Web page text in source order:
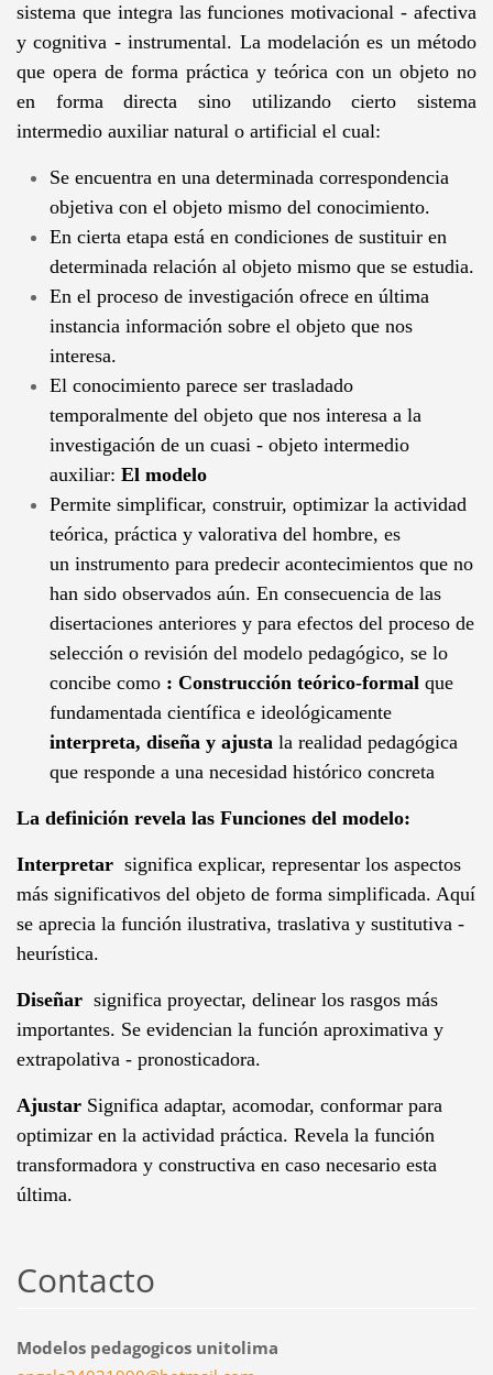
sistema que integra las funciones motivacional - afectiva
y cognitiva - instrumental. La modelación es un método
que opera de forma práctica y teórica con un objeto no
en forma directa sino utilizando cierto sistema
intermedio auxiliar natural o artificial el cual:
Se encuentra en una determinada correspondencia
objetiva con el objeto mismo del conocimiento.
En cierta etapa está en condiciones de sustituir en
determinada relación al objeto mismo que se estudia.
En el proceso de investigación ofrece en última
instancia información sobre el objeto que nos
interesa.
El conocimiento parece ser trasladado
temporalmente del objeto que nos interesa a la
investigación de un cuasi - objeto intermedio
auxiliar: El modelo
Permite simplificar, construir, optimizar la actividad
teórica, práctica y valorativa del hombre, es
un instrumento para predecir acontecimientos que no
han sido observados aún. En consecuencia de las
disertaciones anteriores y para efectos del proceso de
selección o revisión del modelo pedagógico, se lo
concibe como : Construcción teórico-formalque
fundamentada científica e ideológicamente
interpreta, diseña y ajustala realidad pedagógica
que responde a una necesidad histórico concreta
La definición revela las Funciones del modelo:
Interpretar significa explicar, representar los aspectos
más significativos del objeto de forma simplificada. Aquí
se aprecia la función ilustrativa, traslativa y sustitutiva -
heurística.
Diseñar significa proyectar, delinear los rasgos más
importantes. Se evidencian la función aproximativa y
extrapolativa - pronosticadora.
Ajustar Significa adaptar, acomodar, conformar para
optimizar en la actividad práctica. Revela la función
transformadora y constructiva en caso necesario esta
última.
Contacto
Modelos pedagogicos unitolima